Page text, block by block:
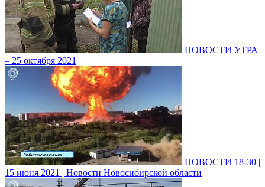
НОВОСТИ УТРА
– 25 октября 2021
НОВОСТИ 18-30 |
15 июня 2021 | Новости Новосибирской области